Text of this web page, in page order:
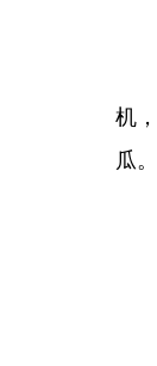
机
瓜。